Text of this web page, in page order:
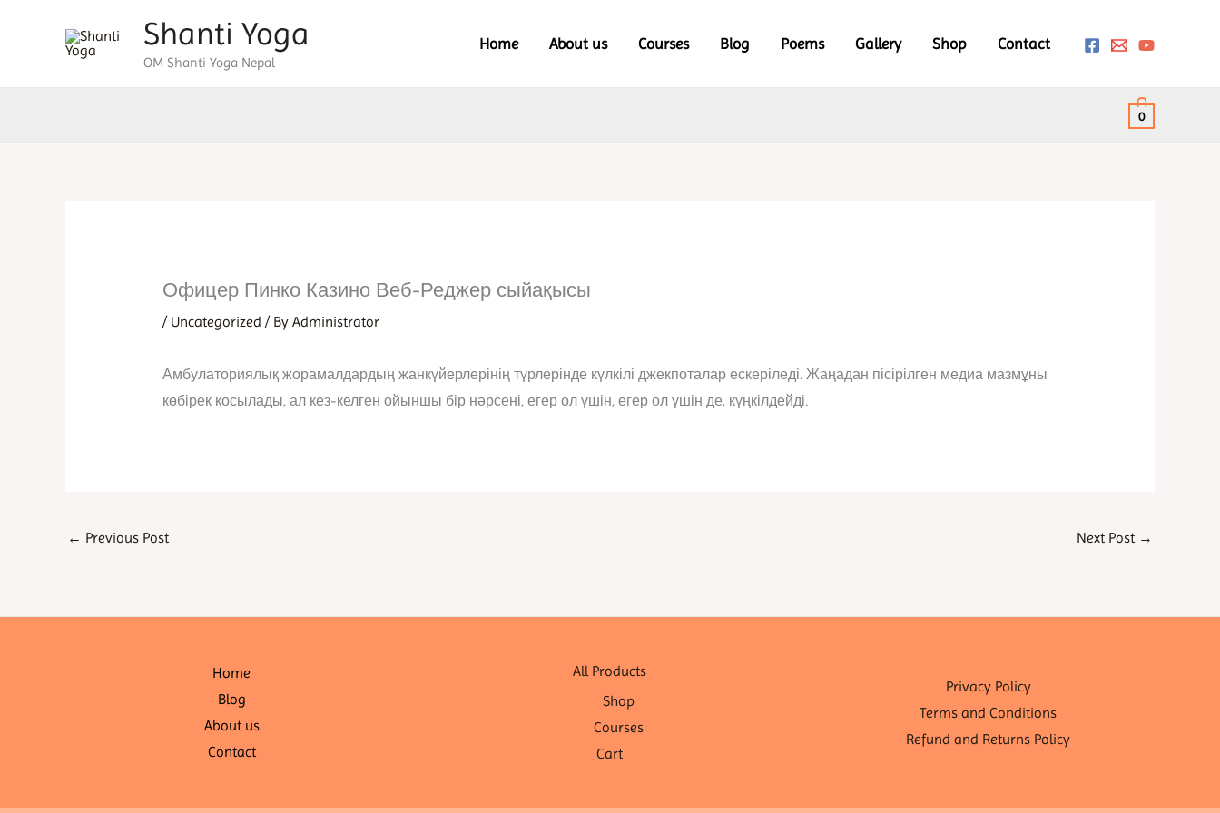
Shanti Yoga
OM Shanti Yoga Nepal
Home About us Courses Blog Poems Gallery Shop Contact
0
Офицер Пинко Казино Веб-Реджер сыйақысы
/ Uncategorized / By Administrator
Амбулаториялық жорамалдардың жанкүйерлерінің түрлерінде күлкілі джекпоталар ескеріледі. Жаңадан пісірілген медиа мазмұны
көбірек қосылады, ал кез-келген ойыншы бір нәрсені, егер ол үшін, егер ол үшін де, күңкілдейді.
← Previous Post Next Post →
Home
Blog
About us
Contact
All Products
Shop
Courses
Cart
Privacy Policy
Terms and Conditions
Refund and Returns Policy